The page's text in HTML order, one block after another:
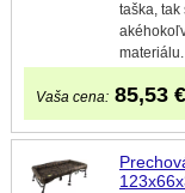
taška,
materiálu.
Vaša cena: 85,53 €